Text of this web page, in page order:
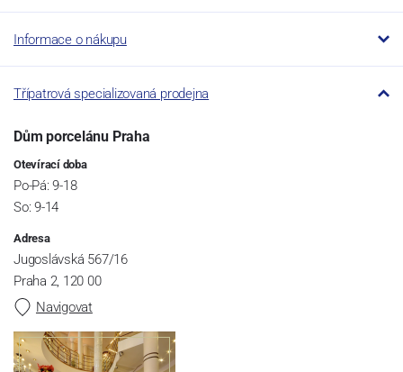
Informace o nákupu
Třípatrová specializovaná prodejna
Dům porcelánu Praha
Otevírací doba
Po-Pá: 9-18
So: 9-14
Adresa
Jugoslávská 567/16
Praha 2, 120 00
Navigovat